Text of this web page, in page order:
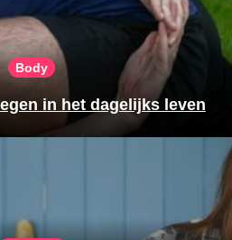
Body
in het dagelijks leven